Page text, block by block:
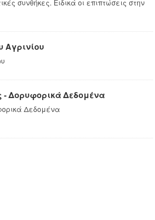
συνθήκες. Ειδικά οι επιπτώσεις στην
Αγρινίου
- Δορυφορικά Δεδομένα
Δεδομένα